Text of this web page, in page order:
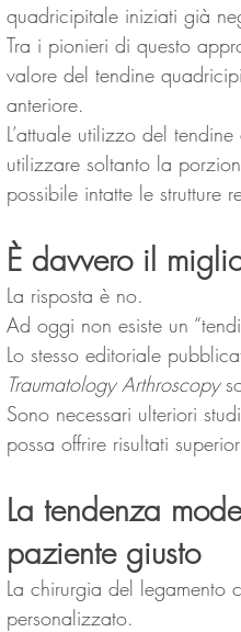
quadricipitale iniziati già
Tra i pionieri di questo
valore del tendine
anteriore.
L’attuale utilizzo del
utilizzare soltanto la
possibile intatte le strutture
È davvero il
La risposta è no.
Ad oggi non esiste un
Lo stesso editoriale
Traumatology Arthroscopy
Sono necessari ulteriori
possa offrire risultati
La tendenza
paziente giusto
La chirurgia del legamento
personalizzato.